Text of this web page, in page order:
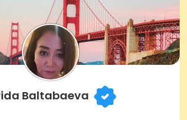
Baltabaeva